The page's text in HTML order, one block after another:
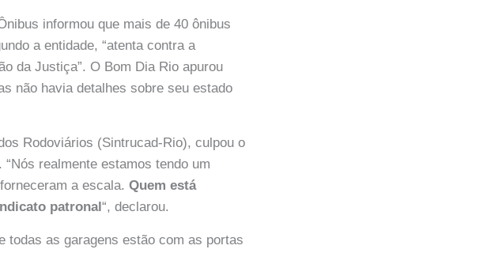
informou que mais de 40 ônibus
a entidade, “atenta contra a
da Justiça”. O Bom Dia Rio apurou
não havia detalhes sobre seu estado
Rodoviários (Sintrucad-Rio), culpou o
realmente estamos tendo um
a escala.Quem está
patronal“, declarou.
todas as garagens estão com as portas